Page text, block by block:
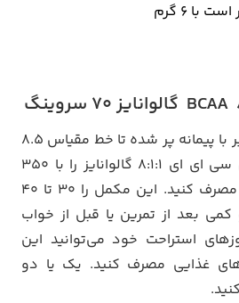
با ۶ گرم
یک سروینگ (۶ گرم برابر با پیمانه پر شده تا خط مقیاس ۸.۵
میلی لیتر) از مکمل بی سی ای ای ۸:۱:۱ گالوانایز را با ۳۵۰
میلی لیتر آب مخلوط و مصرف کنید. این مکمل را ۳۰ تا ۴۰
بعد از تمرین یا قبل از خواب
استراحت خود می‌توانید این
غذایی مصرف کنید. یک یا دو